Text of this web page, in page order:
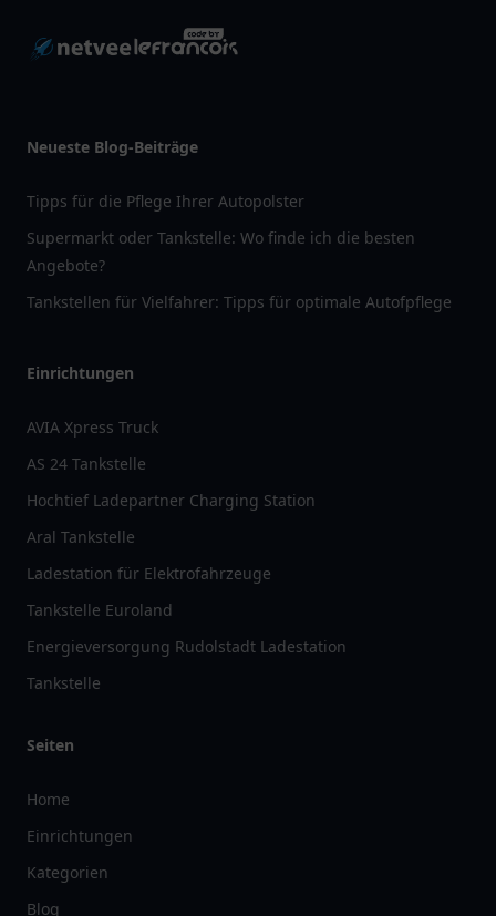
Neueste Blog-Beiträge
Tipps für die Pflege Ihrer Autopolster
Supermarkt oder Tankstelle: Wo finde ich die besten
Angebote?
Tankstellen für Vielfahrer: Tipps für optimale Autofpflege
Einrichtungen
AVIA Xpress Truck
AS 24 Tankstelle
Hochtief Ladepartner Charging Station
Aral Tankstelle
Ladestation für Elektrofahrzeuge
Tankstelle Euroland
Energieversorgung Rudolstadt Ladestation
Tankstelle
Seiten
Home
Einrichtungen
Kategorien
Blog